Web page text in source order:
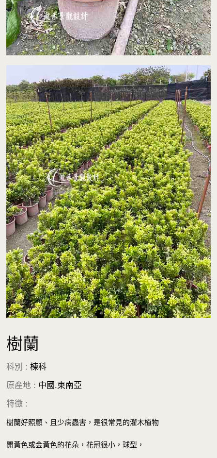
樹蘭
科別 : 楝科
原產地 : 中國.東南亞
特徵 :
樹蘭好照顧、且少病蟲害，是很常見的灌木植物
開黃色或金黃色的花朵，花冠很小，球型，